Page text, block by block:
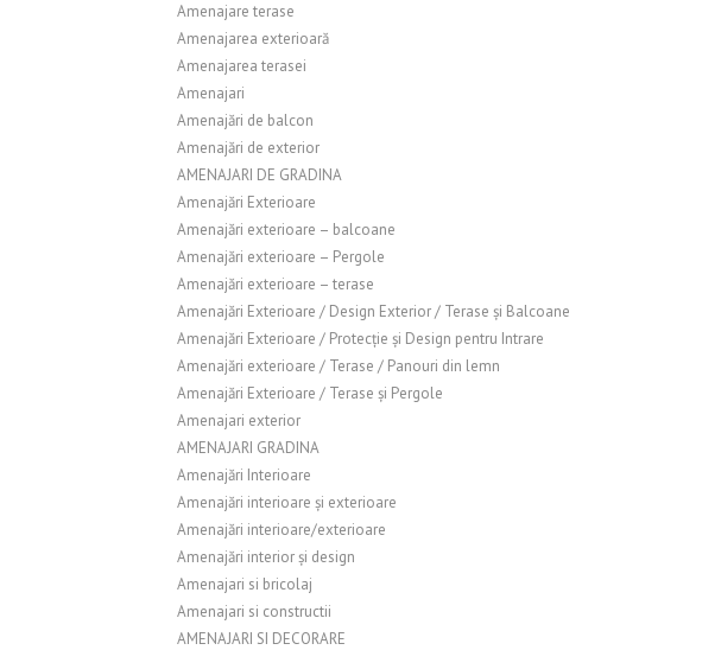
Amenajare terase
Amenajarea exterioară
Amenajarea terasei
Amenajari
Amenajări de balcon
Amenajări de exterior
AMENAJARI DE GRADINA
Amenajări Exterioare
Amenajări exterioare – balcoane
Amenajări exterioare – Pergole
Amenajări exterioare – terase
Amenajări Exterioare / Design Exterior / Terase și Balcoane
Amenajări Exterioare / Protecție și Design pentru Intrare
Amenajări exterioare / Terase / Panouri din lemn
Amenajări Exterioare / Terase și Pergole
Amenajari exterior
AMENAJARI GRADINA
Amenajări Interioare
Amenajări interioare și exterioare
Amenajări interioare/exterioare
Amenajări interior și design
Amenajari si bricolaj
Amenajari si constructii
AMENAJARI SI DECORARE